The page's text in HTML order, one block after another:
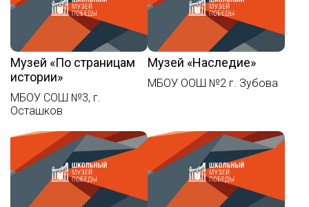
Музей «По страницам
истории»
МБОУ СОШ №3, г.
Осташков
Музей «Наследие»
МБОУ ООШ №2 г. Зубова